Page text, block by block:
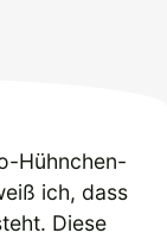
Hühnchen-
ich, dass
Diese